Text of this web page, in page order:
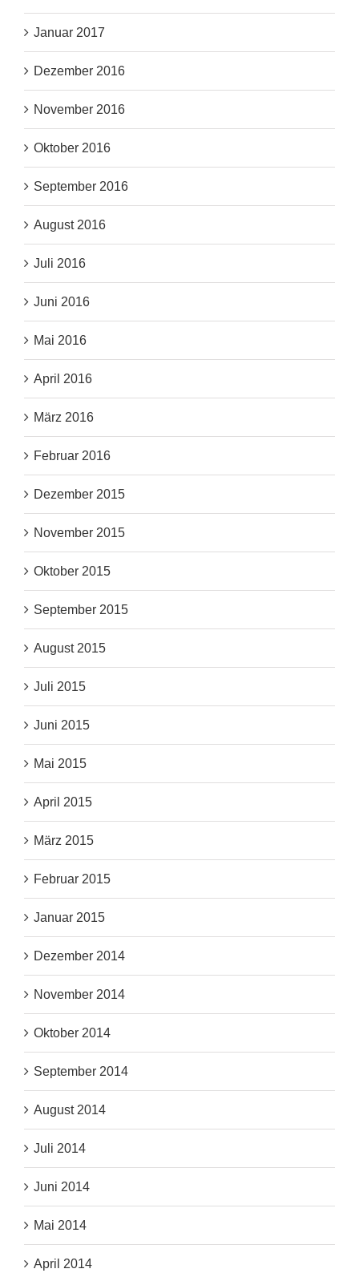
Januar 2017
Dezember 2016
November 2016
Oktober 2016
September 2016
August 2016
Juli 2016
Juni 2016
Mai 2016
April 2016
März 2016
Februar 2016
Dezember 2015
November 2015
Oktober 2015
September 2015
August 2015
Juli 2015
Juni 2015
Mai 2015
April 2015
März 2015
Februar 2015
Januar 2015
Dezember 2014
November 2014
Oktober 2014
September 2014
August 2014
Juli 2014
Juni 2014
Mai 2014
April 2014